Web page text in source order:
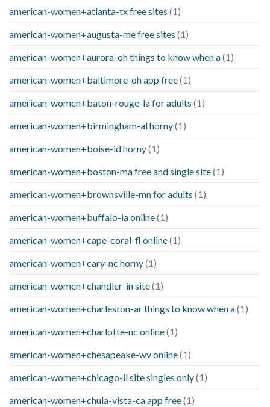
american-women+atlanta-tx free sites (1)
american-women+augusta-me free sites (1)
american-women+aurora-oh things to know when a(1)
american-women+baltimore-oh app free(1)
american-women+baton-rouge-la for adults (1)
american-women+birmingham-al horny(1)
american-women+boise-id horny(1)
american-women+boston-ma free and single site(1)
american-women+brownsville-mn for adults (1)
american-women+buffalo-ia online(1)
american-women+cape-coral-fl online(1)
american-women+cary-nc horny(1)
american-women+chandler-in site(1)
american-women+charleston-ar things to know when a(1)
american-women+charlotte-nc online(1)
american-women+chesapeake-wv online(1)
american-women+chicago-il site singles only(1)
american-women+chula-vista-ca app free(1)